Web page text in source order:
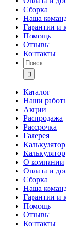
Сборка
Наша
Гарантии и
Помощь
Отзывы
Контакты
Каталог
Наши
Акции
Распродажа
Рассрочка
Галерея
Калькулятор
Калькулятор
О компании
Оплата и
Сборка
Наша
Гарантии и
Помощь
Отзывы
Контакты